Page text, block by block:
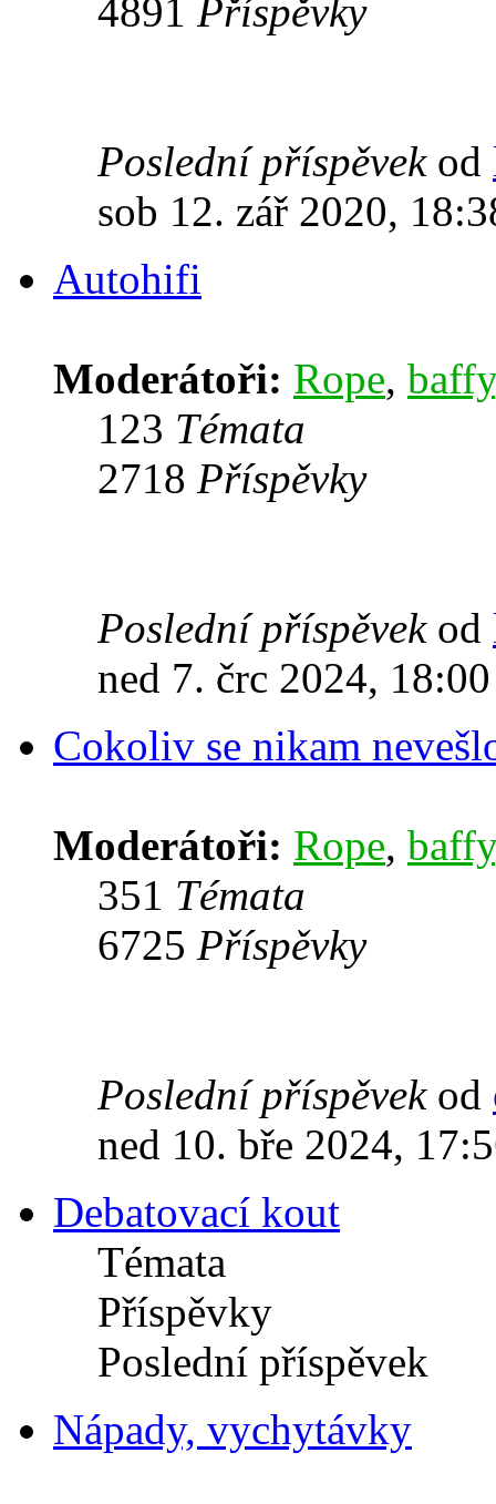
4891 Příspěvky
Poslední příspěvekod
sob 12. zář 2020,
Autohifi
Moderátoři: Rope, baffy
123 Témata
2718 Příspěvky
Poslední příspěvekod
ned 7. črc 2024, 18:00
Cokoliv se nikam
Moderátoři: Rope, baffy
351 Témata
6725 Příspěvky
Poslední příspěvekod
ned 10. bře 2024,
Debatovací kout
Témata
Příspěvky
Poslední příspěvek
Nápady, vychytávky